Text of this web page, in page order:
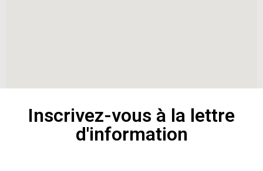
Inscrivez-vous à la lettre
d'information